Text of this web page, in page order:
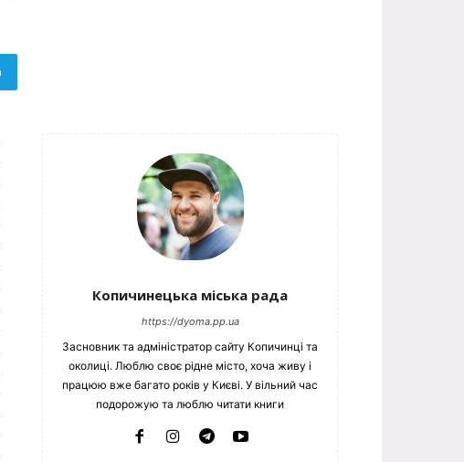
Копичинецька міська рада
https://dyoma.pp.ua
Засновник та адміністратор сайту Копичинці та
околиці. Люблю своє рідне місто, хоча живу і
працюю вже багато років у Києві. У вільний час
подорожую та люблю читати книги